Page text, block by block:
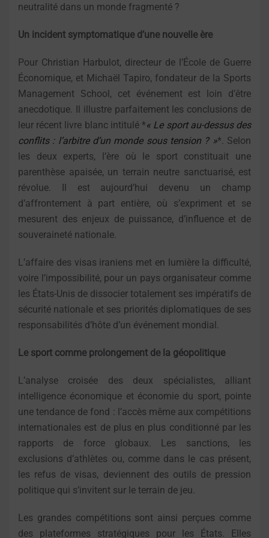
neutralité dans un monde fragmenté ?
Un incident symptomatique d’une nouvelle ère
Pour Christian Harbulot, directeur de l’École de Guerre
Économique, et Michaël Tapiro, fondateur de la Sports
Management School, cet événement est loin d’être
anecdotique. Il illustre parfaitement les conclusions de
leur récent livre blanc intitulé *« Le sport au-dessus des
conflits : l’arbitre d’un monde sous tension ? »*. Selon
les deux experts, l’ère où le sport constituait une
parenthèse apaisée, un terrain neutre sanctuarisé, est
révolue. Il est aujourd’hui devenu un champ
d’affrontement à part entière, où s’expriment et se
mesurent des enjeux de puissance, d’influence et de
souveraineté nationale.
L’affaire des visas iraniens met en lumière la difficulté,
voire l’impossibilité, pour un pays organisateur comme
les États-Unis de dissocier totalement ses impératifs de
sécurité nationale et ses priorités diplomatiques de ses
responsabilités d’hôte d’un événement mondial.
Le sport comme prolongement de la géopolitique
L’analyse croisée des deux spécialistes, alliant
intelligence économique et économie du sport, pointe
une tendance de fond : l’accès même aux compétitions
internationales est de plus en plus conditionné par les
rapports de force globaux. Les sanctions, les
exclusions d’athlètes ou, comme dans le cas présent,
les refus de visas, deviennent des outils de pression
politique qui s’invitent sur le terrain de jeu.
Les grandes compétitions sont ainsi perçues comme
des plateformes stratégiques pour les États. Elles